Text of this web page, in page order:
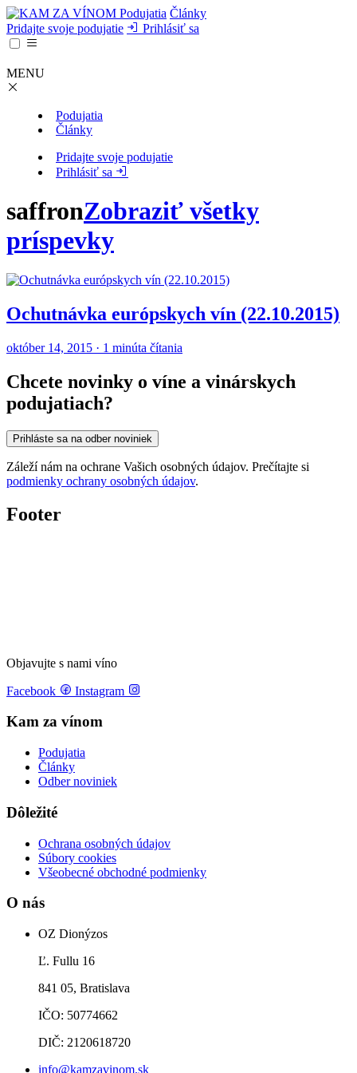
Podujatia Články
Pridajte svoje podujatie
Prihlásiť sa
MENU
Podujatia
Články
Pridajte svoje podujatie
Prihlásiť sa
saffronZobraziť všetky
príspevky
Ochutnávka európskych vín (22.10.2015)
október 14, 2015 · 1 minúta čítania
Chcete novinky o víne a vinárskych
podujatiach?
Prihláste sa na odber noviniek
Záleží nám na ochrane Vašich osobných údajov. Prečítajte si
podmienky ochrany osobných údajov.
Footer
Objavujte s nami víno
Facebook Instagram
Kam za vínom
Podujatia
Články
Odber noviniek
Dôležité
Ochrana osobných údajov
Súbory cookies
Všeobecné obchodné podmienky
O nás
OZ Dionýzos
Ľ. Fullu 16
841 05, Bratislava
IČO: 50774662
DIČ: 2120618720
info@kamzavinom.sk